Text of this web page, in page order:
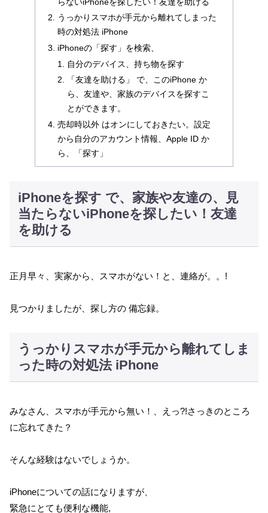
らないiPhoneを探したい！友達を助ける
うっかりスマホが手元から離れてしまった
時の対処法 iPhone
iPhoneの「探す」を検索、
自分のデバイス、持ち物を探す
「友達を助ける」 で、このiPhone か
ら、友達や、家族のデバイスを探すこ
とができます。
売却時以外 はオンにしておきたい。設定
から自分のアカウント情報、Apple ID か
ら、「探す」
iPhoneを探す で、家族や友達の、見
当たらないiPhoneを探したい！友達
を助ける
正月早々、実家から、スマホがない！と、連絡が。。!
見つかりましたが、探し方の 備忘録。
うっかりスマホが手元から離れてしま
った時の対処法 iPhone
みなさん、スマホが手元から無い！、えっ?!さっきのところ
に忘れてきた？
そんな経験はないでしょうか。
iPhoneについての話になりますが、
緊急にとても便利な機能,